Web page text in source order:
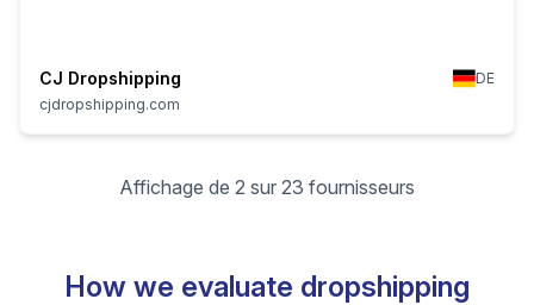
CJ Dropshipping
DE
cjdropshipping.com
Affichage de 2 sur 23 fournisseurs
How we evaluate dropshipping